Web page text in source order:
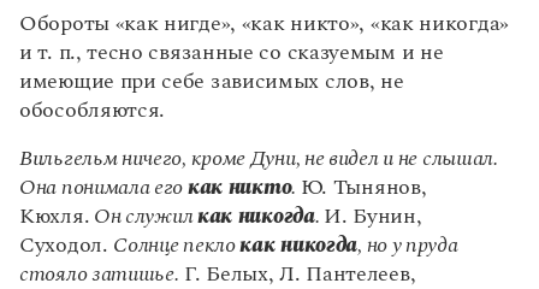
Рекомендуем
Учебник Грамоты
Правила русского языка: от азов до тонкостей
Интерактивные упражнения: от простого к сложному
Скороговорки
Обороты «как нигде», «как никто», «как никогда»
и т. п., тесно связанные со сказуемым и не
имеющие при себе зависимых слов, не
обособляются.
Вильгельм ничего, кроме Дуни, не видел и не слышал.
Она понимала его как никто. Ю. Тынянов,
Кюхля. Он служилкак никогда. И. Бунин,
Суходол. Солнце пеклокак никогда, но у пруда
стояло затишье. Г. Белых, Л. Пантелеев,